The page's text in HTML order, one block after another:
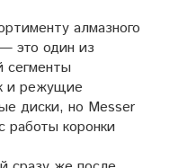
алмазного
это один из
сегменты
и режущие
диски, но Messer
работы коронки